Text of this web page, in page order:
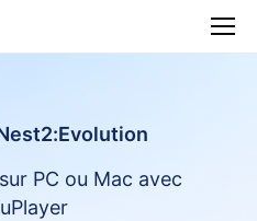
PC ou Mac avec